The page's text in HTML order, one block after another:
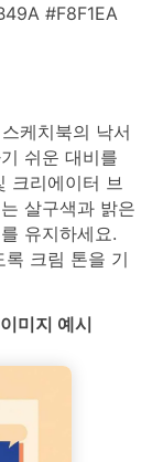
#F8F1EA
케치북의 낙서
쉬운 대비를
크리에이터 브
살구색과 밝은
유지하세요.
크림 톤을 기
미지 예시